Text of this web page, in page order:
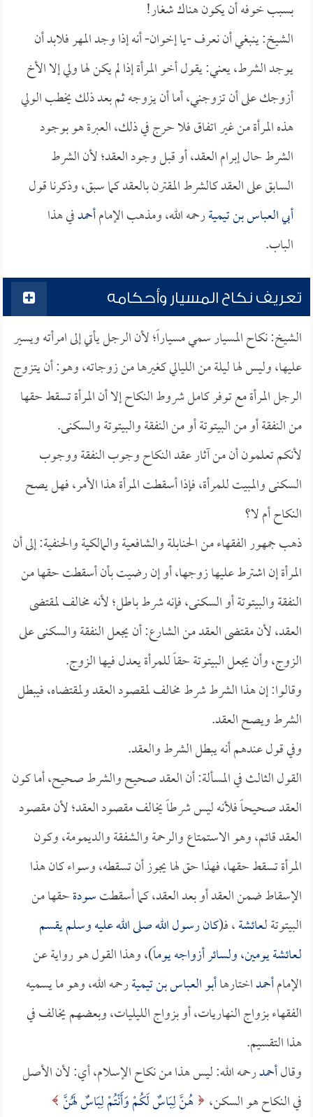
بسبب خوفه أن يكون هناك شغار!
الشيخ: ينبغي أن نعرف -يا إخوان- أنه إذا وجد المهر فلابد أن
يوجد الشرط، يعني: يقول أخو المرأة إذا لم يكن لها ولي إلا الأخ
أزوجك على أن تزوجني، أما أن يزوجه ثم بعد ذلك يخطب الولي
هذه المرأة من غير اتفاق فلا حرج في ذلك، العبرة هو بوجود
الشرط حال إبرام العقد، أو قبل وجود العقد؛ لأن الشرط
السابق على العقد كالشرط المقترن بالعقد كما سبق، وذكرنا قول
أبي العباس بن تيميةرحمه الله، ومذهب الإمامأحمدفي هذا
الباب.
تعريف نكاح المسيار وأحكامه
الشيخ: نكاح المسيار سمي مسياراً؛ لأن الرجل يأتي إلى امرأته ويسير
عليها، وليس لها ليلة من الليالي كغيرها من زوجاته، وهو: أن يتزوج
الرجل المرأة مع توفر كامل شروط النكاح إلا أن المرأة تسقط حقها
من النفقة أو من البيتوتة أو من النفقة والبيتوتة والسكنى.
لأنكم تعلمون أن من آثار عقد النكاح وجوب النفقة ووجوب
السكنى والمبيت للمرأة، فإذا أسقطت المرأة هذا الأمر، فهل يصح
النكاح أم لا؟
ذهب جمهور الفقهاء من الحنابلة والشافعية والمالكية والحنفية: إلى أن
المرأة إن اشترط عليها زوجها، أو إن رضيت بأن أسقطت حقها من
النفقة والبيتوتة أو السكنى، فإنه شرط باطل؛ لأنه مخالف لمقتضى
العقد، لأن مقتضى العقد من الشارع: أن يجعل النفقة والسكنى على
الزوج، وأن يجعل البيتوتة حقاً للمرأة يعدل فيها الزوج.
وقالوا: إن هذا الشرط شرط مخالف لمقصود العقد ولمقتضاه، فيبطل
الشرط ويصح العقد.
وفي قول عندهم أنه يبطل الشرط والعقد.
القول الثالث في المسألة: أن العقد صحيح والشرط صحيح، أما كون
العقد صحيحاً فلأنه ليس شرطاً يخالف مقصود العقد؛ لأن مقصود
العقد قائم، وهو الاستمتاع والرحمة والشفقة والديمومة، وكون
المرأة تسقط حقها، فهذا حق لها يجوز أن تسقطه، وسواء كان هذا
الإسقاط ضمن العقد أو بعد العقد، كما أسقطتسودةحقها من
البيتوتة لـعائشة، فـ(كان رسول الله صلى الله عليه وسلم يقسم
لـعائشةيومين، ولسائر أزواجه يوماً)، وهذا القول هو رواية عن
الإمامأحمداختارهاأبو العباس بن تيميةرحمه الله، وهو ما يسميه
الفقهاء بزواج النهاريات، أو بزواج الليليات، وبعضهم يخالف في
هذا التقسيم.
وقالأحمدرحمه الله: ليس هذا من نكاح الإسلام، أي: لأن الأصل
في النكاح هو السكن، هُنَّ لِبَاسٌ لَكُمْ وَأَنْتُمْ لِبَاسٌ لَهُنَّ